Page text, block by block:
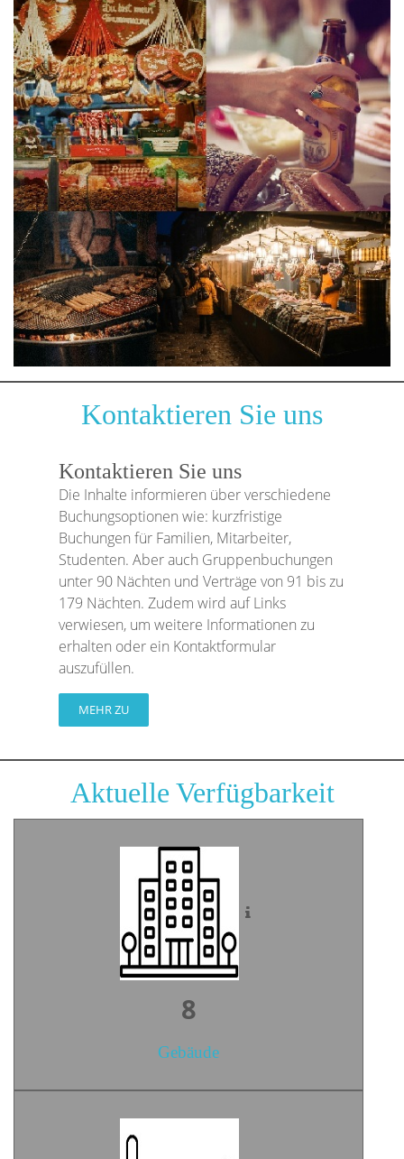
Kontaktieren Sie uns
Kontaktieren Sie uns
Die Inhalte informieren über verschiedene
Buchungsoptionen wie: kurzfristige
Buchungen für Familien, Mitarbeiter,
Studenten. Aber auch Gruppenbuchungen
unter 90 Nächten und Verträge von 91 bis zu
179 Nächten. Zudem wird auf Links
verwiesen, um weitere Informationen zu
erhalten oder ein Kontaktformular
auszufüllen.
MEHR ZU
Aktuelle Verfügbarkeit
10
Gebäude